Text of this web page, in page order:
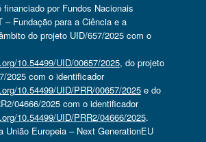
financiado por Fundos Nacionais
– Fundação para a Ciência e a
do projeto UID/657/2025 com o
10.54499/UID/00657/2025, do projeto
2025 com o identificador
10.54499/UID/PRR/00657/2025e do
04666/2025 com o identificador
10.54499/UID/PRR2/04666/2025.
União Europeia – Next GenerationEU